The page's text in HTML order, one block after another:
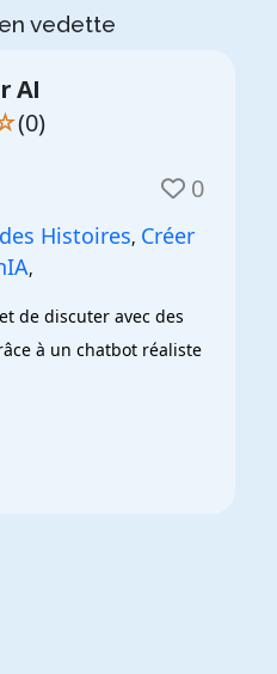
vedette
AI
(0)
0
Histoires, Créer
,
de discuter avec des
à un chatbot réaliste